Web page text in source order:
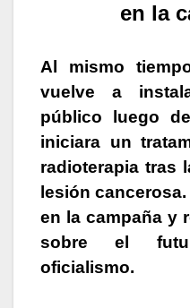
en la
Al mismo
vuelve a
público luego
iniciara un
radioterapia tras
lesión
en la campaña y
sobre el
oficialismo.